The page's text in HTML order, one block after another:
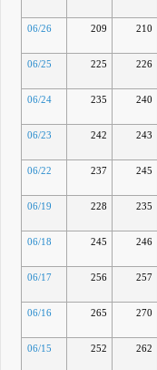
06/26
209 210
06/25
225 226
06/24
235 240
06/23
242 243
06/22
237 245
06/19
228 235
06/18
245 246
06/17
256 257
06/16
265 270
06/15
252 262